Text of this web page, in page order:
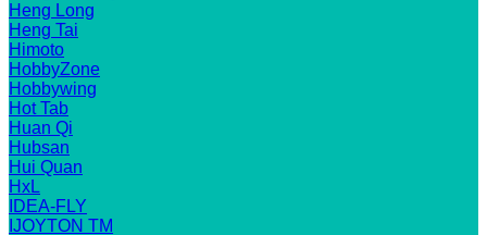
Heng Long
Heng Tai
Himoto
HobbyZone
Hobbywing
Hot Tab
Huan Qi
Hubsan
Hui Quan
HxL
IDEA-FLY
IJOYTON TM